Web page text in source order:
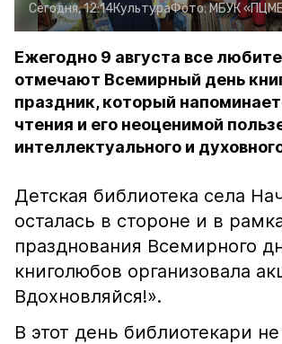
Сегодня, 12:14КультураФото:МБУК
Ежегодно 9 августа все
отмечают Всемирный день
праздник, который
чтения и его неоценимой
интеллектуального и
Детская библиотека села
осталась в стороне и в
празднования Всемирного
книголюбов организовала
Вдохновляйся!».
В этот день библиотекари